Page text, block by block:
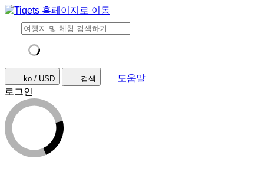
ko / USD 검색
도움말
로그인